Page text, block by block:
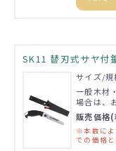
SK11 替刃式サヤ付
サイズ/
一般木材
場合は、
販売価格
※本数によ
での価格と